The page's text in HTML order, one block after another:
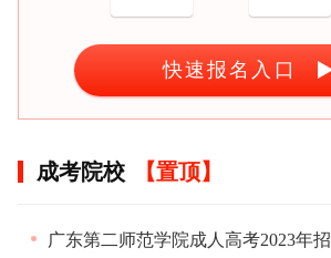
快速报名入口
成考院校
广东第二师范学院成人高考2023年招生简章